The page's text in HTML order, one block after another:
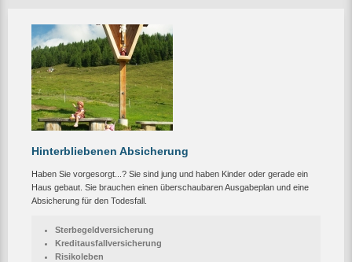
Hinterbliebenen Absicherung
Haben Sie vorgesorgt...? Sie sind jung und haben Kinder oder gerade ein
Haus gebaut. Sie brauchen einen überschaubaren Ausgabeplan und eine
Absicherung für den Todesfall.
Sterbegeldversicherung
Kreditausfallversicherung
Risikoleben